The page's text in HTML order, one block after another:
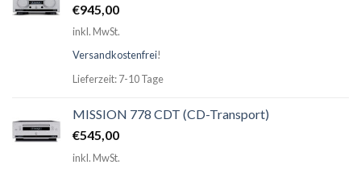
€945,00
inkl. MwSt.
Versandkostenfrei!
Lieferzeit: 7-10 Tage
MISSION 778 CDT (CD-Transport)
€545,00
inkl. MwSt.